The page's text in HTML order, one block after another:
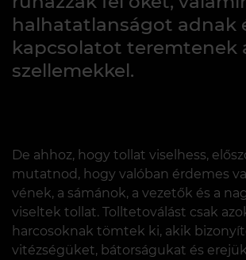
halhatatlanságot adnak
kapcsolatot teremtenek
szellemekkel.
De ahhoz, hogy tollat ​​viselhess,
mutatnod, hogy valóban érdemes
vének, a sámánok, a vezetők és a
viseltek tollat. Tolltetoválást csak
harcosoknak tömtek ki, akik
vitézségüket, bátorságukat és